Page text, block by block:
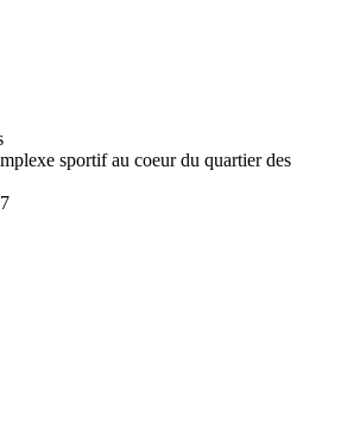
sportif au coeur du quartier des